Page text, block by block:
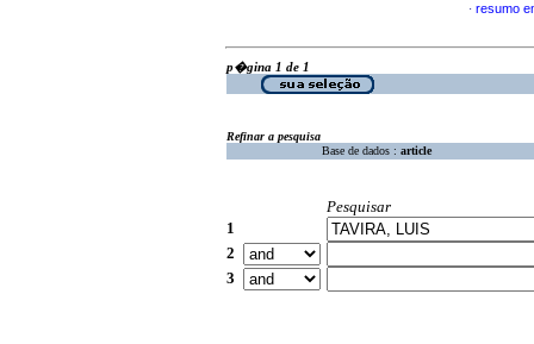
· resumo
p�gina 1 de 1
Refinar a pesquisa
Base de dados : article
Pesquisar
1
2
3